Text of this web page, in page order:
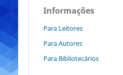
Informações
Para Leitores
Para Autores
Para Bibliotecários